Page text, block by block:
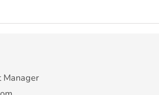
Manager